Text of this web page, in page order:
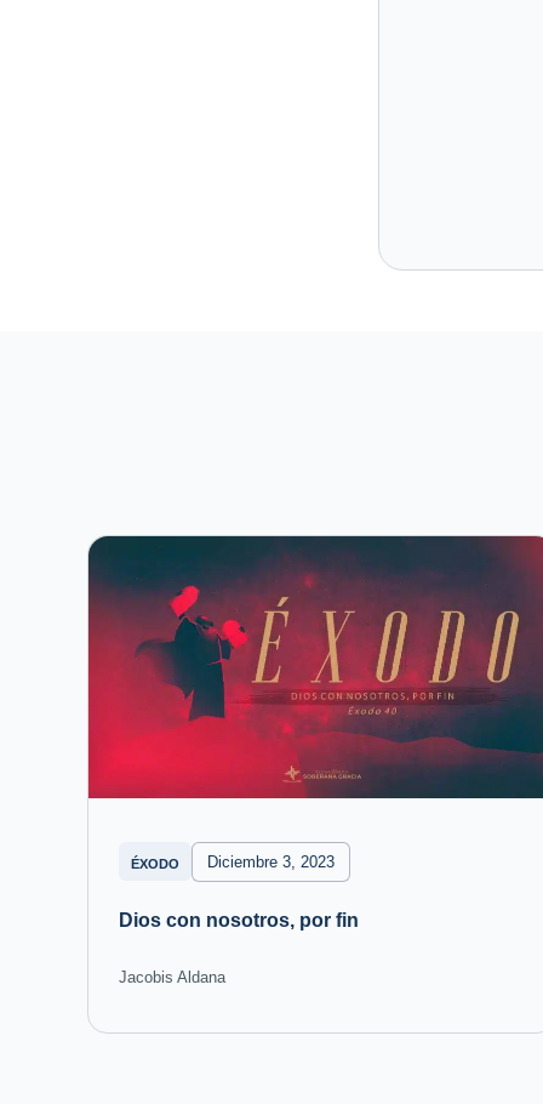
ÉXODO Diciembre 3, 2023
Dios con nosotros, por fin
Jacobis Aldana